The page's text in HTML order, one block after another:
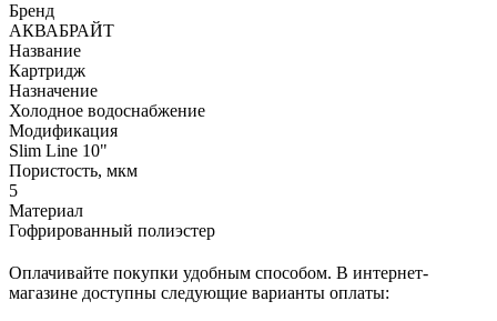
Бренд
АКВАБРАЙТ
Название
Картридж
Назначение
Холодное водоснабжение
Модификация
Slim Line 10"
Пористость, мкм
5
Материал
Гофрированный полиэстер
Оплачивайте покупки удобным способом. В интернет-
магазине доступны следующие варианты оплаты: